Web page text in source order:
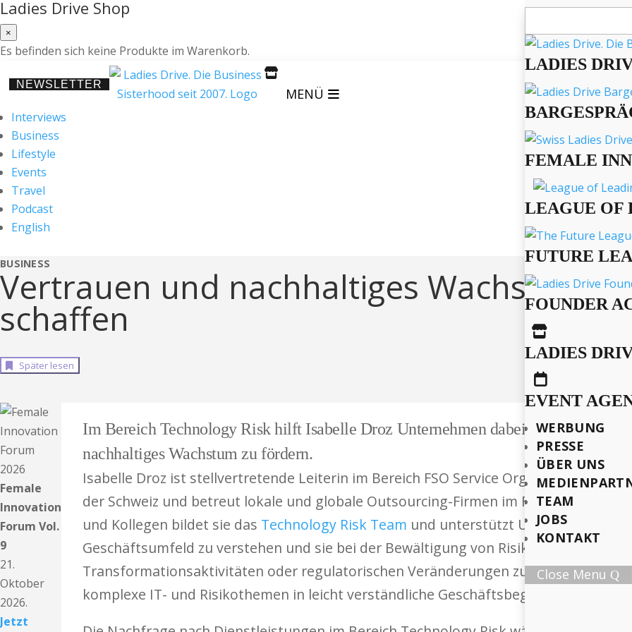
Ladies Drive Shop
×
Es befinden sich keine Produkte im Warenkorb.
NEWSLETTER

MENÜ
Interviews
Business
Lifestyle
Events
Travel
Podcast
English
nach:
LADIES
FEMALE
LEAGUE OF
FUTURE
FOUNDER

LADIES

EVENT
WERBUNG
PRESSE
ÜBER UNS
TEAM
JOBS
KONTAKT
Close Menu
BUSINESS
Vertrauen und nachhaltiges Wachstum
schaffen
Später lesen
Female
Innovation
Forum Vol.
9
21.
Oktober
2026.
Jetzt
Im Bereich Technology Risk hilft Isabelle Droz Unternehmen dabei, Vertrauen in
nachhaltiges Wachstum zu fördern.
Isabelle Droz ist stellvertretende Leiterin im Bereich FSO Service Organization
der Schweiz und betreut lokale und globale Outsourcing-Firmen im Finanzsektor.
und Kollegen bildet sie das Technology Risk Team und unterstützt Unternehmen
Geschäftsumfeld zu verstehen und sie bei der Bewältigung von Risiken im Rahmen
Transformationsaktivitäten oder regulatorischen Veränderungen zu unterstützen.
komplexe IT- und Risikothemen in leicht verständliche Geschäftsbegriffe übersetzt.